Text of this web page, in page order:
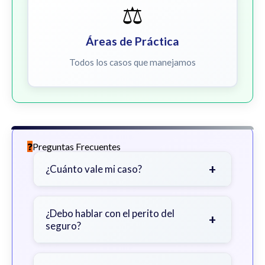
⚖️
Áreas de Práctica
Todos los casos que manejamos
Preguntas Frecuentes
¿Cuánto vale mi caso? +
gravedad de sus lesiones, facturas
médicas, tiempo fuera del trabajo y
¿Debo hablar con el perito del
seguro?
+